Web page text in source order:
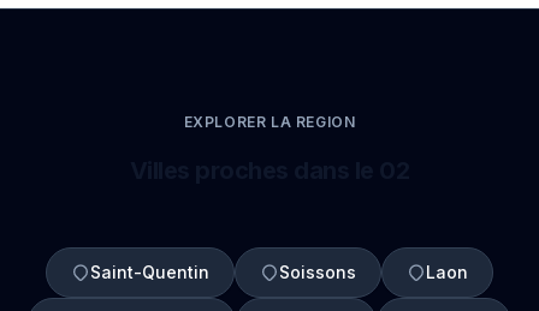
EXPLORER LA REGION
Saint-Quentin Soissons Laon